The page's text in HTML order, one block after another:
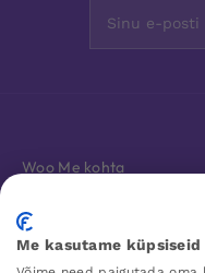
Woo Me kohta
Klienditeenindus
Me kasutame küpsiseid